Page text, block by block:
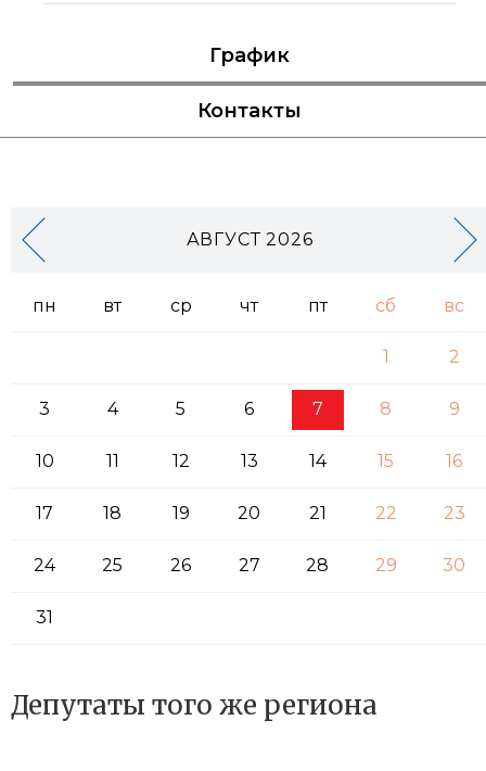
График
Контакты
АВГУСТ 2026
пн вт ср чт пт сб вс
1 2
3 4 5 6 7 8 9
10 11 12 13 14 15 16
17 18 19 20 21 22 23
24 25 26 27 28 29 30
31
Депутаты того же региона